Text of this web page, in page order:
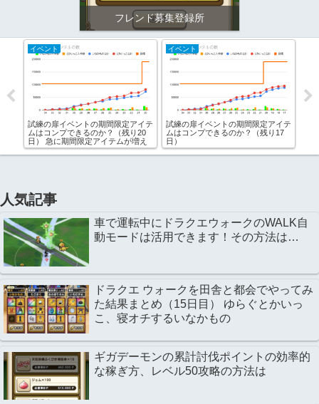
フレンド募集登録所
定アイテ
残り17
アップデート
Ver1.2が登場！心珠が追加！ガンガ
ン行くようになったよ！
ドラクエウォーク
ドラクエウォークでメタルスライム
が田舎で出た！都会より先に出た！
人気記事
車で運転中にドラクエウォークのWALK自
動モードは活用できます！その方法は…
ドラクエ ウォークを田舎と都会でやってみ
た結果まとめ（15日目） ゆらぐとかいっ
こ、寝オチするいなかもの
ギガデーモンの累計討伐ポイントの効率的
な稼ぎ方、レベル50攻略の方法は